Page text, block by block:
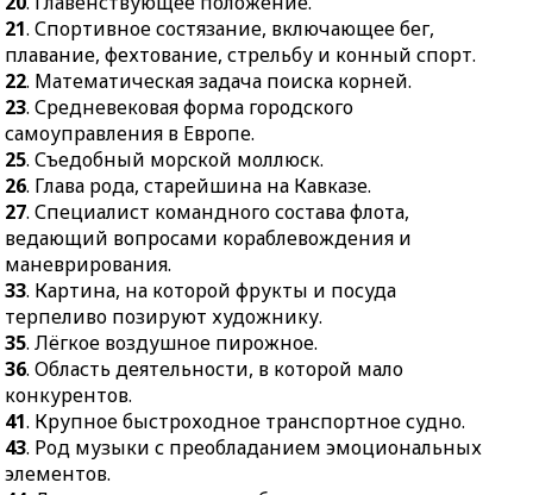
48.Оконный переплёт
вместе со стеклом.
49.Плата за оказанные
услуги, работу.
21. Спортивное состязание, включающее бег,
плавание, фехтование, стрельбу и конный спорт.
22. Математическая задача поиска корней.
23. Средневековая форма городского
самоуправления в Европе.
25. Съедобный морской моллюск.
26. Глава рода, старейшина на Кавказе.
27. Специалист командного состава флота,
ведающий вопросами кораблевождения и
маневрирования.
33. Картина, на которой фрукты и посуда
терпеливо позируют художнику.
35. Лёгкое воздушное пирожное.
36. Область деятельности, в которой мало
конкурентов.
41. Крупное быстроходное транспортное судно.
43. Род музыки с преобладанием эмоциональных
элементов.